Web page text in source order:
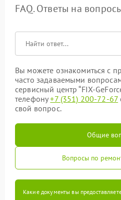
FAQ. Ответы на
Вы можете ознакомиться с
часто задаваемыми
сервисный центр “FIX-
телефону+7 (351) 200-72-67
свой вопрос.
Общие
Вопросы по
Какие документы вы